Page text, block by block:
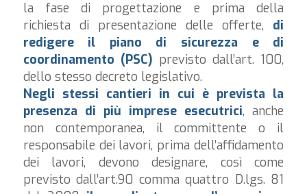
la fase di progettazione e prima della
richiesta di presentazione delle offerte, di
redigere il piano di sicurezza e di
coordinamento (PSC) previsto dall’art. 100,
dello stesso decreto legislativo.
Negli stessi cantieri in cui è prevista la
presenza di più imprese esecutrici, anche
non contemporanea, il committente o il
responsabile dei lavori, prima dell’affidamento
dei lavori, devono designare, così come
previsto dall’art.90 comma quattro D.lgs. 81